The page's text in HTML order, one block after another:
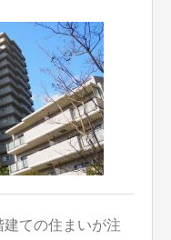
ての住まいが注